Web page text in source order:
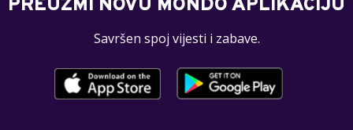
PREUZMI NOVU MONDO APLIKACIJU
Savršen spoj vijesti i zabave.